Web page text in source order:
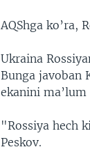
AQShga ko’ra,
Ukraina
Bunga javoban
ekanini
"Rossiya hech
Peskov.